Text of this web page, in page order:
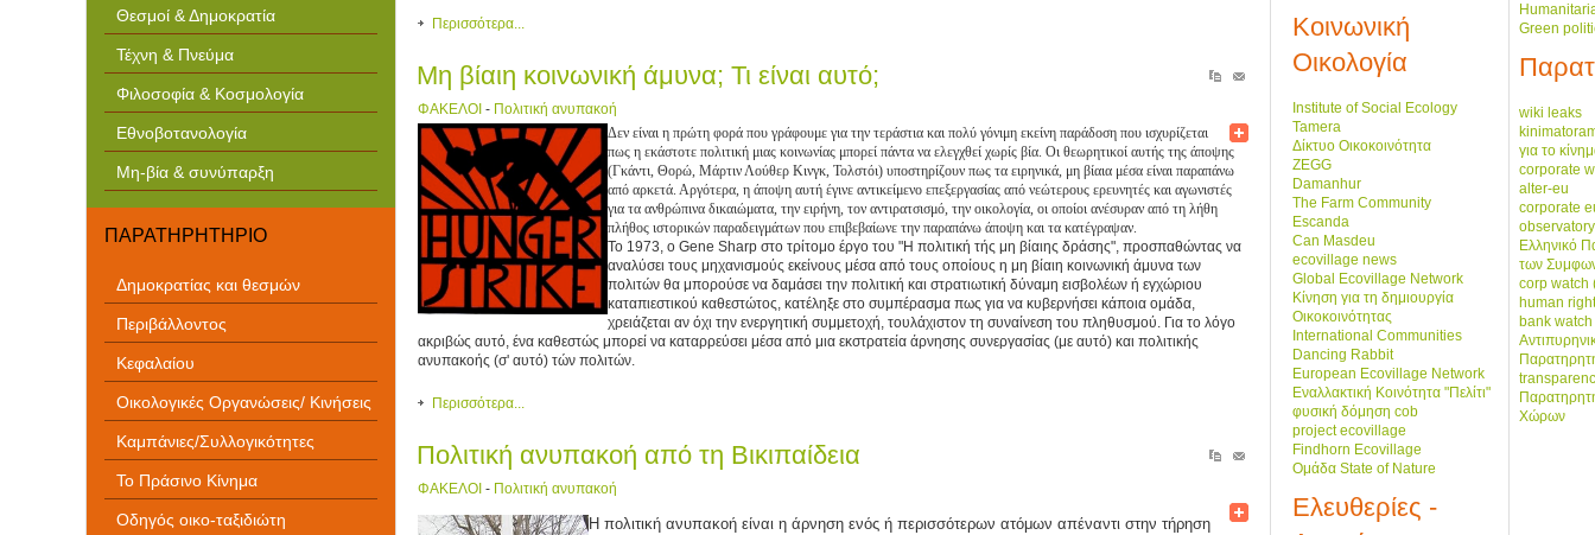
Κοινωνική
Οικολογία
Institute of Social Ecology
Tamera
Δίκτυο Οικοκοινότητα
ZEGG
Damanhur
The Farm Community
Escanda
Can Masdeu
ecovillage news
Global Ecovillage Network
Κίνηση για τη δημιουργία
Οικοκοινότητας
International Communities
Dancing Rabbit
European Ecovillage Network
Εναλλακτική Κοινότητα "Πελίτι"
φυσική δόμηση cob
project ecovillage
Findhorn Ecovillage
Ομάδα State of Nature
Ελευθερίες -
Green
wiki leaks
για το
corporate
alter-eu
corporate
observatory
Ελληνικό
των
corp watch
human
bank
Χώρων
Θεσμοί & Δημοκρατία
Τέχνη & Πνεύμα
Φιλοσοφία & Κοσμολογία
Εθνοβοτανολογία
Μη-βία & συνύπαρξη
ΠΑΡΑΤΗΡΗΤΗΡΙΟ
Δημοκρατίας και θεσμών
Περιβάλλοντος
Κεφαλαίου
Οικολογικές Οργανώσεις/ Κινήσεις
Καμπάνιες/Συλλογικότητες
Το Πράσινο Κίνημα
Οδηγός οικο-ταξιδιώτη
Περισσότερα...
Μη βίαιη κοινωνική άμυνα; Τι είναι αυτό;
ΦΑΚΕΛΟΙ - Πολιτική ανυπακοή
Δεν είναι η πρώτη φορά που γράφουμε για την τεράστια και πολύ γόνιμη εκείνη παράδοση που ισχυρίζεται
πως η εκάστοτε πολιτική μιας κοινωνίας μπορεί πάντα να ελεγχθεί χωρίς βία. Οι θεωρητικοί αυτής της άποψης
(Γκάντι, Θορώ, Μάρτιν Λούθερ Κινγκ, Τολστόι) υποστηρίζουν πως τα ειρηνικά, μη βίαια μέσα είναι παραπάνω
από αρκετά. Αργότερα, η άποψη αυτή έγινε αντικείμενο επεξεργασίας από νεώτερους ερευνητές και αγωνιστές
για τα ανθρώπινα δικαιώματα, την ειρήνη, τον αντιρατσισμό, την οικολογία, οι οποίοι ανέσυραν από τη λήθη
πλήθος ιστορικών παραδειγμάτων που επιβεβαίωνε την παραπάνω άποψη και τα κατέγραψαν.
Το 1973, ο Gene Sharp στο τρίτομο έργο του "Η πολιτική τής μη βίαιης δράσης", προσπαθώντας να
αναλύσει τους μηχανισμούς εκείνους μέσα από τους οποίους η μη βίαιη κοινωνική άμυνα των
πολιτών θα μπορούσε να δαμάσει την πολιτική και στρατιωτική δύναμη εισβολέων ή εγχώριου
καταπιεστικού καθεστώτος, κατέληξε στο συμπέρασμα πως για να κυβερνήσει κάποια ομάδα,
χρειάζεται αν όχι την ενεργητική συμμετοχή, τουλάχιστον τη συναίνεση του πληθυσμού. Για το λόγο
ακριβώς αυτό, ένα καθεστώς μπορεί να καταρρεύσει μέσα από μια εκστρατεία άρνησης συνεργασίας (με αυτό) και πολιτικής
ανυπακοής (σ' αυτό) τών πολιτών.
Περισσότερα...
Πολιτική ανυπακοή από τη Βικιπαίδεια
ΦΑΚΕΛΟΙ - Πολιτική ανυπακοή
Η πολιτική ανυπακοή είναι η άρνηση ενός ή περισσότερων ατόμων απέναντι στην τήρηση